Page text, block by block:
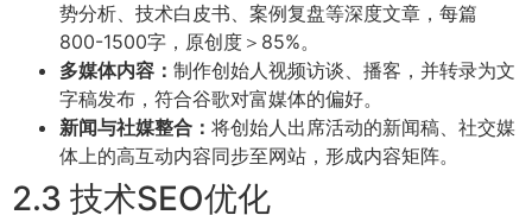
势分析、技术白皮书、案例复盘等深度文章，每篇
800-1500字，原创度＞85%。
多媒体内容： 制作创始人视频访谈、播客，并转录为文
字稿发布，符合谷歌对富媒体的偏好。
新闻与社媒整合： 将创始人出席活动的新闻稿、社交媒
体上的高互动内容同步至网站，形成内容矩阵。
2.3 技术SEO优化